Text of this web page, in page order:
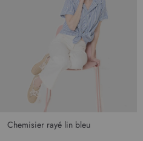
Chemisier rayé lin bleu